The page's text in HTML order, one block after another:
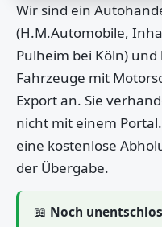
Wir sind ein
(H.M.Automobile,
Pulheim bei Köln)
Fahrzeuge mit
Export an. Sie
nicht mit einem
eine kostenlose
der Übergabe.
📖 Noch